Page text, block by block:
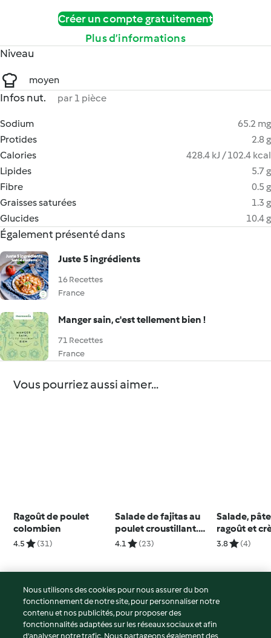
Créer un compte gratuitement
Plus d’informations
Niveau
moyen
Infos nut. par 1 pièce
Sodium
65.2 mg
Protides
2.8 g
Calories
428.4 kJ / 102.4 kcal
Lipides
5.7 g
Fibre
0.5 g
Graisses saturées
1.3 g
Glucides
10.4 g
Également présenté dans
Juste 5 ingrédients
16 Recettes
France
Manger sain, c'est tellement bien !
71 Recettes
France
Vous pourriez aussi aimer...
Ragoût de poulet
colombien
4.5 (31)
Salade de fajitas au
poulet croustillant.
Riz au lait et poires
4.1 (23)
Salade,
ragoût et
choco-
3.8 (4)
© Copyright 2026
Conditions d'utilisation
Nous utilisons des cookies pour nous assurer du bon
fonctionnement de notre site, pour personnaliser notre
contenu et nos publicités, pour proposer des
fonctionnalités adaptées sur les réseaux sociaux et afin
d’analyser notre trafic. Nous partageons également des